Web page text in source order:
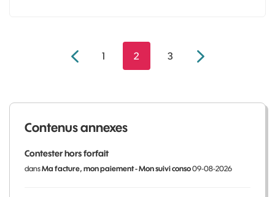
1 2 3
Contenus annexes
Contester hors forfait
dansMa facture, mon paiement - Mon suivi conso09-08-2026